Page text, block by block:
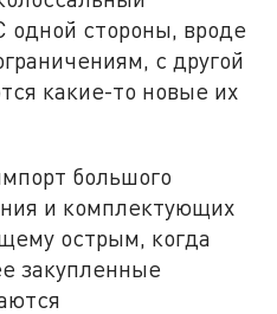
стороны, вроде
с другой
какие-то новые их
большого
и комплектующих
острым, когда
закупленные